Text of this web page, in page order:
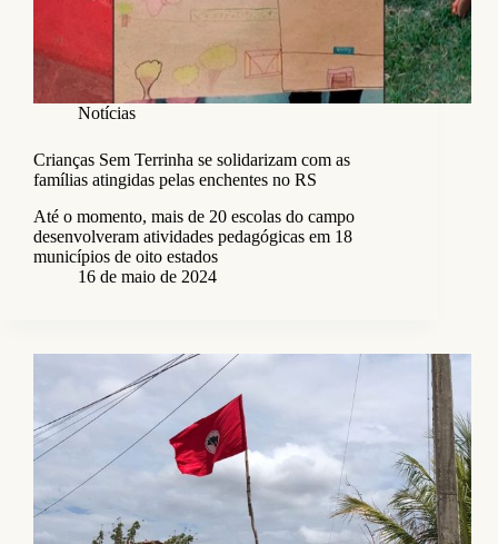
Notícias
Crianças Sem Terrinha se solidarizam com as
famílias atingidas pelas enchentes no RS
Até o momento, mais de 20 escolas do campo
desenvolveram atividades pedagógicas em 18
municípios de oito estados
16 de maio de 2024